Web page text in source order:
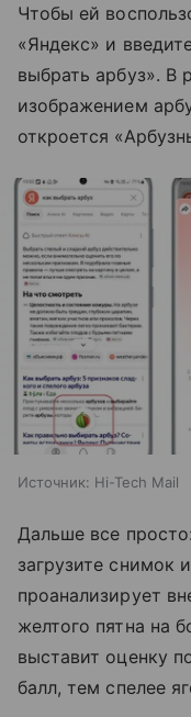
Чтобы ей
«Яндекс» и
выбрать арбуз». В
изображением
откроется
Источник: Hi-Tech Mail
Дальше все
загрузите снимок
проанализирует
желтого пятна на
выставит оценку
балл, тем спелее